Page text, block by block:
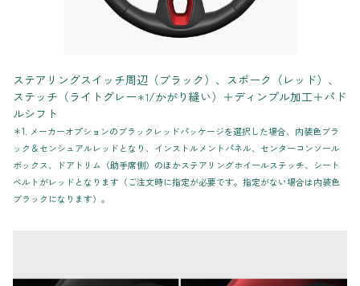
ステアリングスイッチ周辺（ブラック）、スポーク（レッド）、
ステッチ（ライトグレー＊1/かがり縫い）＋ディンプル加工＋パド
ルシフト
＊1. メーカーオプションのブラックレッドパッケージを選択した場合、内装色ブラ
ック＆センシュアルレッドとなり、インストルメントパネル、センターコンソール
ボックス、ドアトリム（助手席側）のほかステアリングホイールステッチ、シート
ベルトがレッドとなります（ご注文時に指定が必要です。指定がない場合は内装色
ブラックになります）。